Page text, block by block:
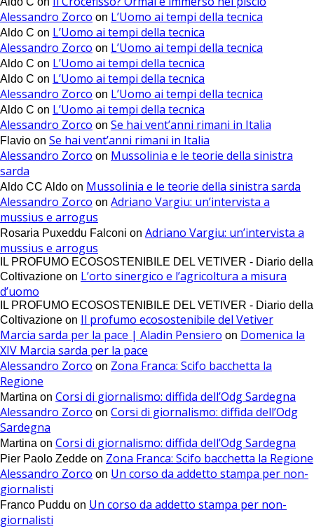
Alessandro Zorco on L’Uomo ai tempi della tecnica
Aldo C on L’Uomo ai tempi della tecnica
Alessandro Zorco on L’Uomo ai tempi della tecnica
Aldo C on L’Uomo ai tempi della tecnica
Aldo C on L’Uomo ai tempi della tecnica
Alessandro Zorco on L’Uomo ai tempi della tecnica
Aldo C on L’Uomo ai tempi della tecnica
Alessandro Zorco on Se hai vent’anni rimani in Italia
Flavio on Se hai vent’anni rimani in Italia
Alessandro Zorco on Mussolinia e le teorie della sinistra
sarda
Aldo CC Aldo on Mussolinia e le teorie della sinistra sarda
Alessandro Zorco on Adriano Vargiu: un’intervista a
mussius e arrogus
Rosaria Puxeddu Falconi on Adriano Vargiu: un’intervista a
mussius e arrogus
IL PROFUMO ECOSOSTENIBILE DEL VETIVER - Diario della
Coltivazione on L’orto sinergico e l’agricoltura a misura
d’uomo
IL PROFUMO ECOSOSTENIBILE DEL VETIVER - Diario della
Coltivazione on Il profumo ecosostenibile del Vetiver
Marcia sarda per la pace | Aladin Pensiero on Domenica la
XIV Marcia sarda per la pace
Alessandro Zorco on Zona Franca: Scifo bacchetta la
Regione
Martina on Corsi di giornalismo: diffida dell’Odg Sardegna
Alessandro Zorco on Corsi di giornalismo: diffida dell’Odg
Sardegna
Martina on Corsi di giornalismo: diffida dell’Odg Sardegna
Pier Paolo Zedde on Zona Franca: Scifo bacchetta la Regione
Alessandro Zorco on Un corso da addetto stampa per non-
giornalisti
Franco Puddu on Un corso da addetto stampa per non-
giornalisti